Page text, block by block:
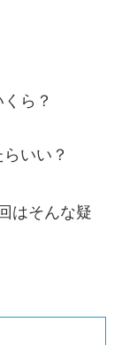
ら？
いい？
はそんな疑